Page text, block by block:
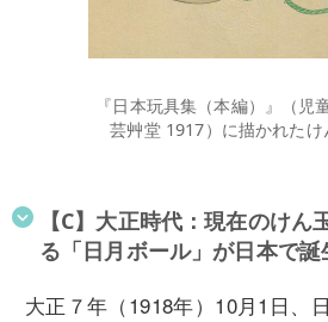
『日本玩具集（本編）』（児
芸艸堂 1917）に描かれたけ
【C】大正時代：現在のけん
る「日月ボール」が日本で
大正７年（1918年）10月1日、